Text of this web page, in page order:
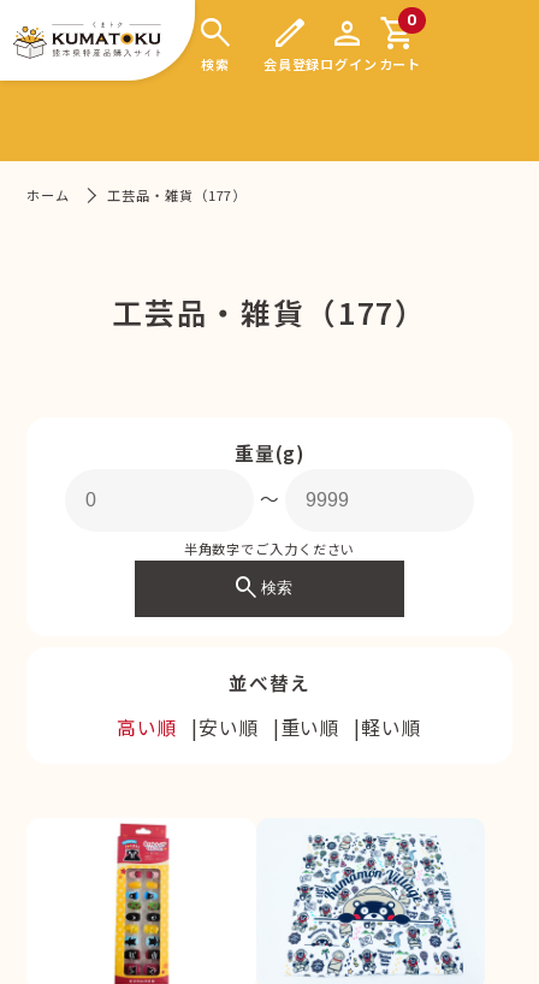
search
検索
edit
会員登録
person
ログイン
0
shopping_cart
カート
ホーム 工芸品・雑貨（177）
工芸品・雑貨（177）
重量(g)
〜
半角数字でご入力ください
search検索
並べ替え
高い順
安い順 重い順 軽い順